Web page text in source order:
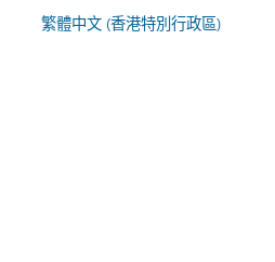
繁體中文 (香港特別行政區)